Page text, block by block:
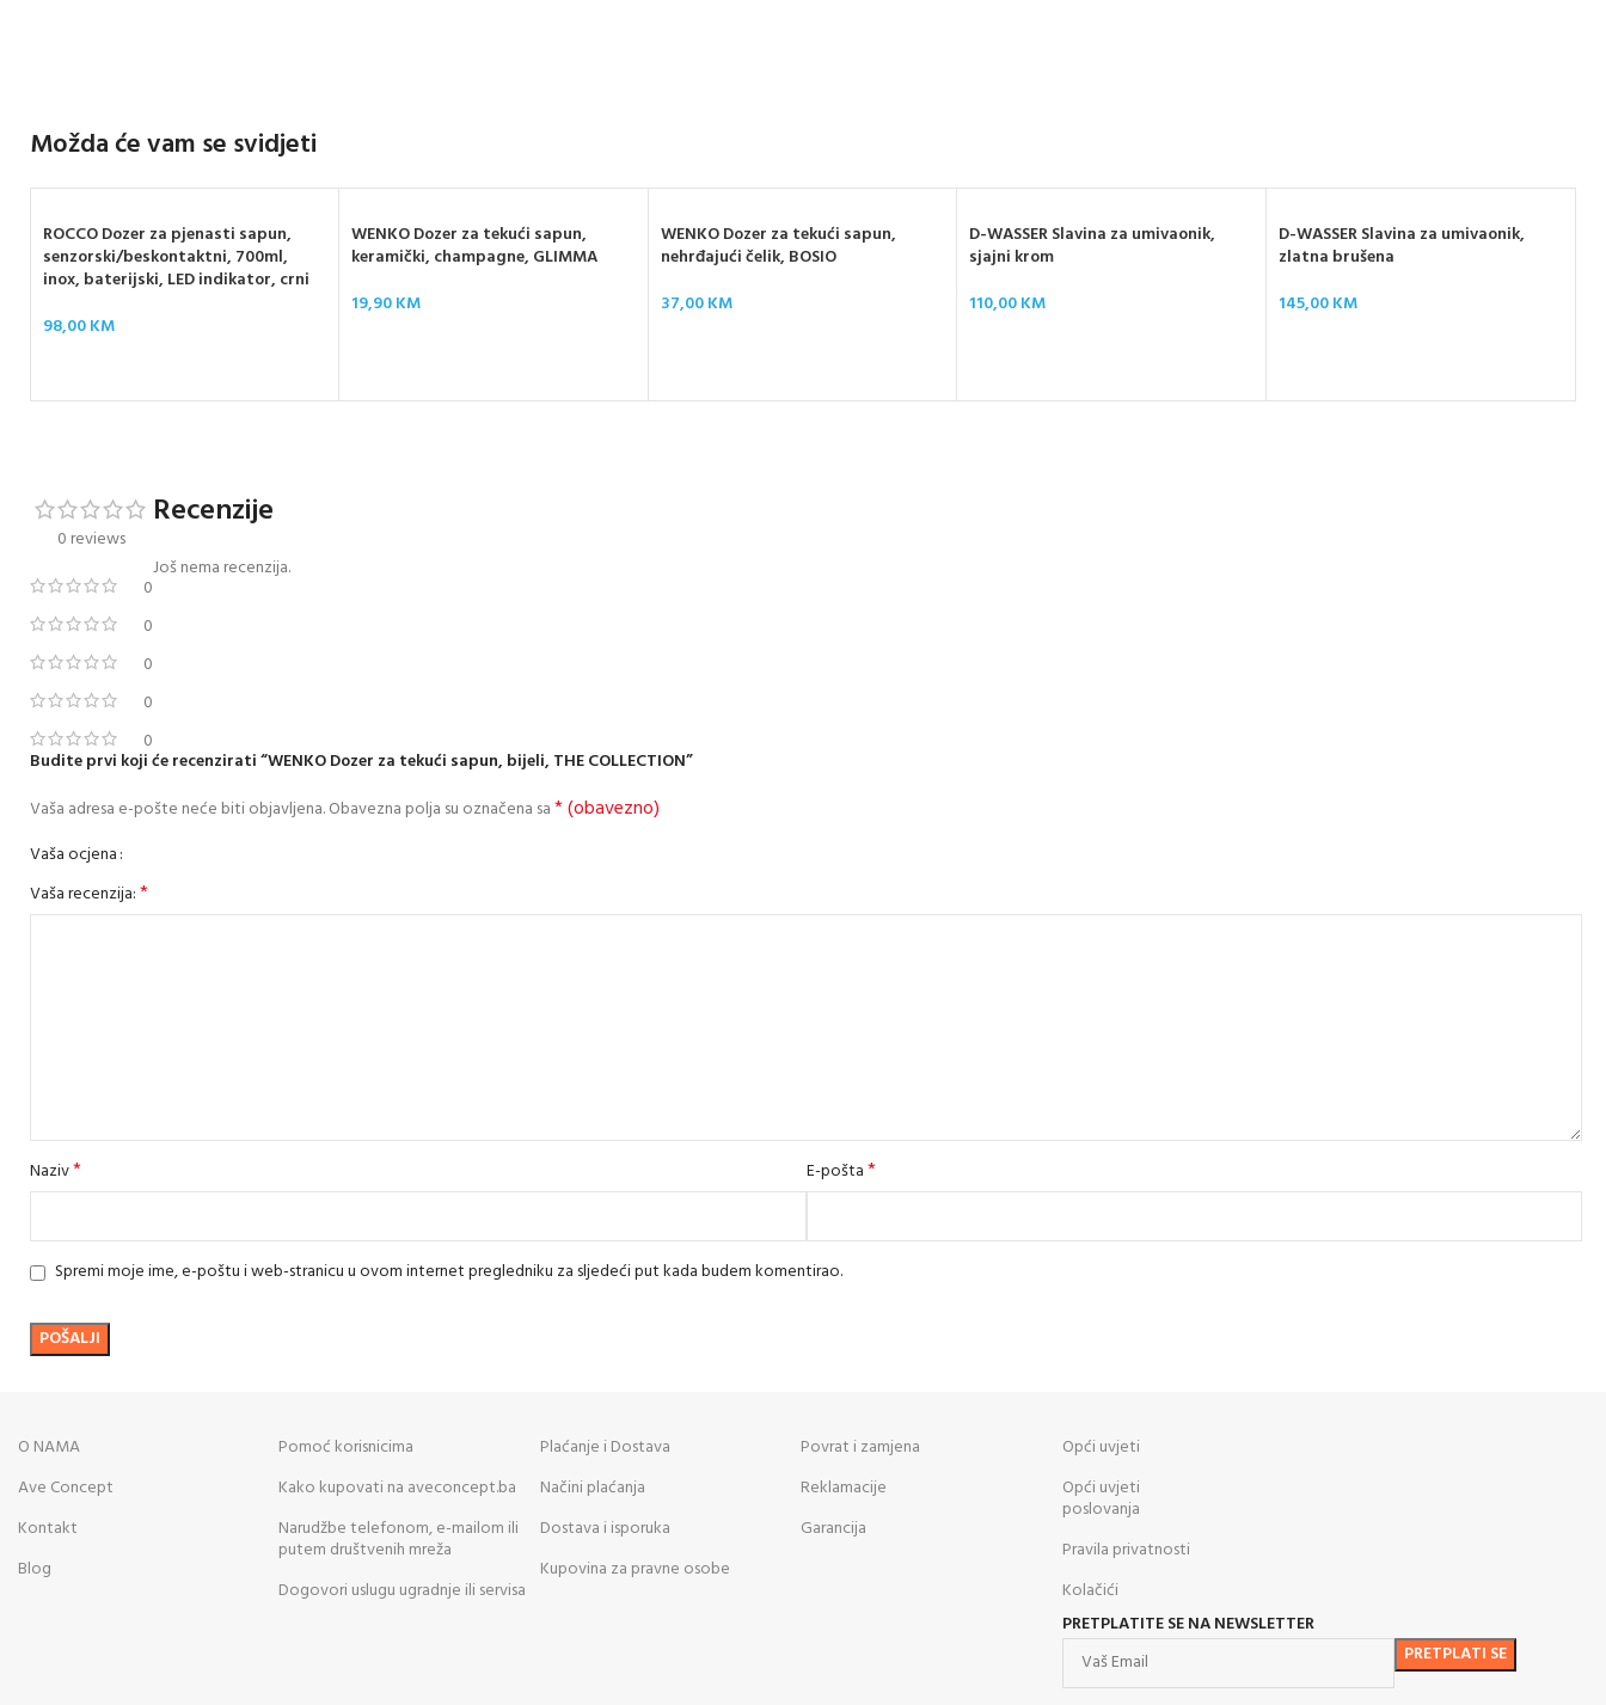
Možda će vam se svidjeti
ROCCO Dozer za pjenasti sapun,
senzorski/beskontaktni, 700ml,
inox, baterijski, LED indikator, crni
98,00KM
WENKO Dozer za tekući sapun,
keramički, champagne, GLIMMA
19,90KM
WENKO Dozer za tekući sapun,
nehrđajući čelik, BOSIO
37,00KM
D-WASSER Slavina za umivaonik,
sjajni krom
110,00KM
D-WASSER Slavina za umivaonik,
zlatna brušena
145,00KM
0 reviews
0
0
0
0
0
Recenzije
Još nema recenzija.
Budite prvi koji će recenzirati “WENKO Dozer za tekući sapun, bijeli, THE COLLECTION”
Vaša adresa e-pošte neće biti objavljena.Obavezna polja su označena sa* (obavezno)
Vaša ocjena
Vaša recenzija:*
Naziv* E-pošta*
Spremi moje ime, e-poštu i web-stranicu u ovom internet pregledniku za sljedeći put kada budem komentirao.
O NAMA
Ave Concept
Kontakt
Blog
Pomoć korisnicima
Kako kupovati na aveconcept.ba
Narudžbe telefonom, e-mailom ili
putem društvenih mreža
Dogovori uslugu ugradnje ili servisa
Plaćanje i Dostava
Načini plaćanja
Dostava i isporuka
Kupovina za pravne osobe
Povrat i zamjena
Reklamacije
Garancija
Opći uvjeti
Opći uvjeti
poslovanja
Pravila privatnosti
Kolačići
PRETPLATITE SE NA NEWSLETTER